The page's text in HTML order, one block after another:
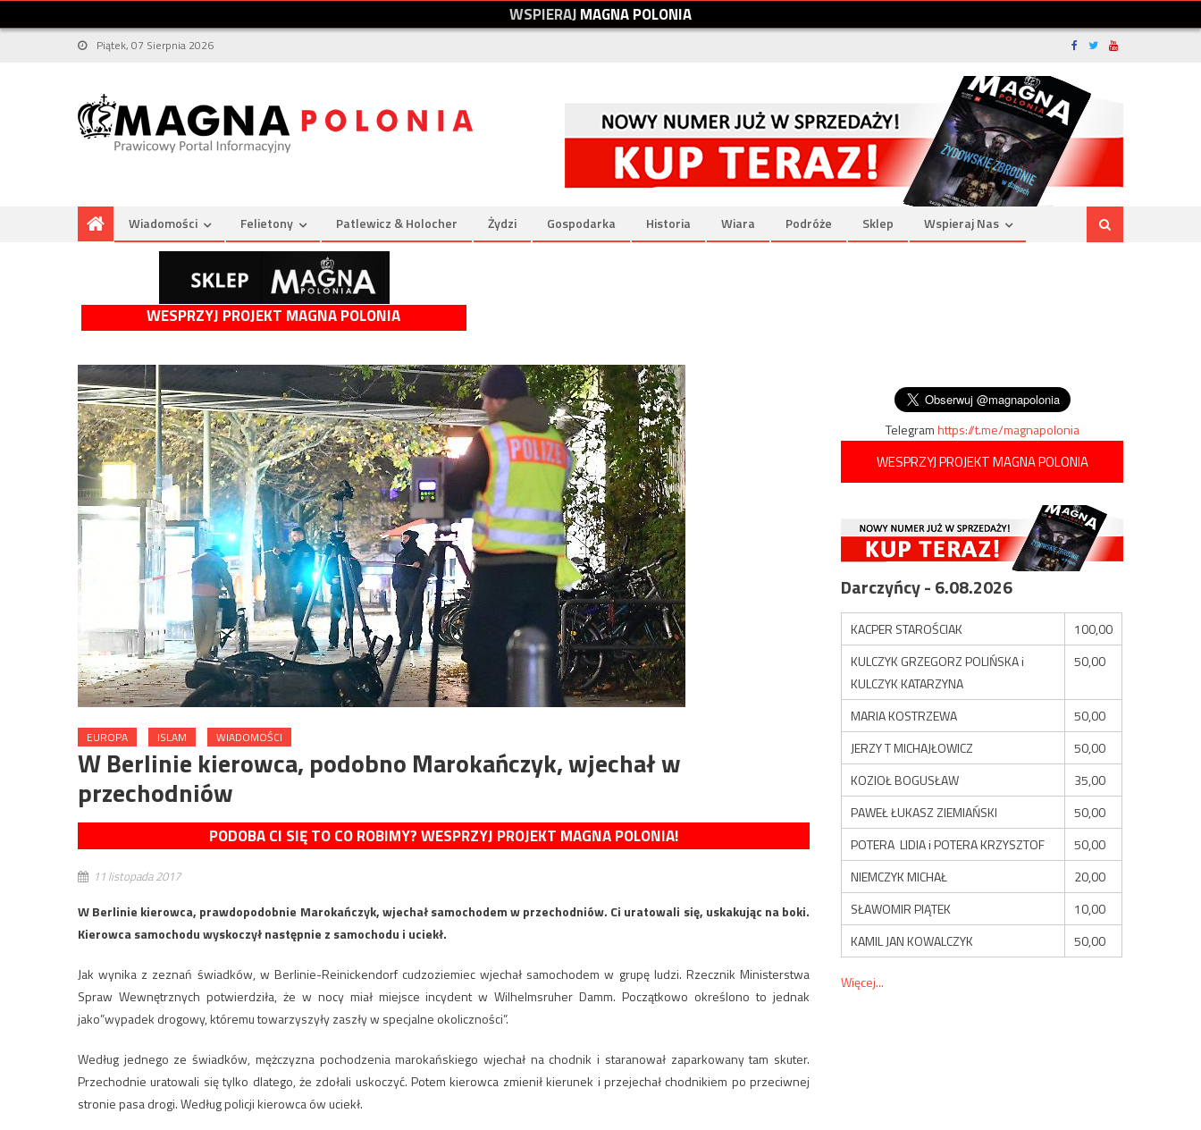
WSPIERAJMAGNAPOLONIA
Piątek, 07 Sierpnia 2026
Wiadomości Felietony Patlewicz & Holocher Żydzi Gospodarka Historia Wiara Podróże Sklep Wspieraj Nas
WESPRZYJ PROJEKT MAGNA POLONIA
EUROPA ISLAM WIADOMOŚCI
W Berlinie kierowca, podobno Marokańczyk, wjechał w
przechodniów
PODOBA CI SIĘ TO CO ROBIMY? WESPRZYJ PROJEKT MAGNA POLONIA!
11 listopada 2017
W Berlinie kierowca, prawdopodobnie Marokańczyk, wjechał samochodem w przechodniów. Ci uratowali się, uskakując na boki.
Kierowca samochodu wyskoczył następnie z samochodu i uciekł.
Jak wynika z zeznań świadków, w Berlinie-Reinickendorf cudzoziemiec wjechał samochodem w grupę ludzi. Rzecznik Ministerstwa
Spraw Wewnętrznych potwierdziła, że w nocy miał miejsce incydent w Wilhelmsruher Damm. Początkowo określono to jednak
jako”wypadek drogowy, któremu towarzyszyły zaszły w specjalne okoliczności”.
Według jednego ze świadków, mężczyzna pochodzenia marokańskiego wjechał na chodnik i staranował zaparkowany tam skuter.
Przechodnie uratowali się tylko dlatego, że zdołali uskoczyć. Potem kierowca zmienił kierunek i przejechał chodnikiem po przeciwnej
stronie pasa drogi. Według policji kierowca ów uciekł.
Telegramhttps://t.me/magnapolonia
WESPRZYJ PROJEKT MAGNA POLONIA
Darczyńcy - 6.08.2026
KACPER STAROŚCIAK
100,00
KULCZYK GRZEGORZ POLIŃSKA i
KULCZYK KATARZYNA
50,00
MARIA KOSTRZEWA
50,00
JERZY T MICHAJŁOWICZ
50,00
KOZIOŁ BOGUSŁAW
35,00
PAWEŁ ŁUKASZ ZIEMIAŃSKI
50,00
POTERA LIDIA i POTERA KRZYSZTOF
50,00
NIEMCZYK MICHAŁ
20,00
SŁAWOMIR PIĄTEK
10,00
KAMIL JAN KOWALCZYK
50,00
Więcej...